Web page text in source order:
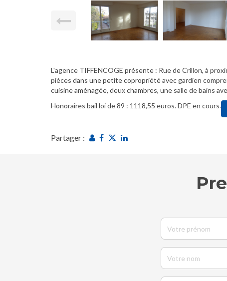
L'agence TIFFENCOGE présente : Rue de Crillon, à
pièces dans une petite copropriété avec gardien
cuisine aménagée, deux chambres, une salle de bains
Honoraires bail loi de 89 : 1118,55 euros. DPE en cours.
Partager :